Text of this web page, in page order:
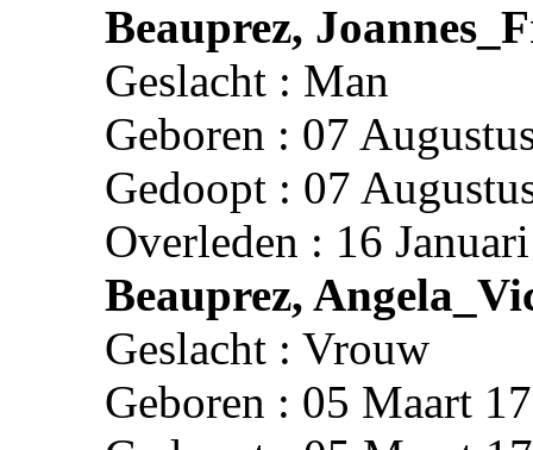
Beauprez,
Geslacht : Man
Geboren : 07
Gedoopt : 07
Overleden : 16
Beauprez,
Geslacht : Vrouw
Geboren : 05 Maart